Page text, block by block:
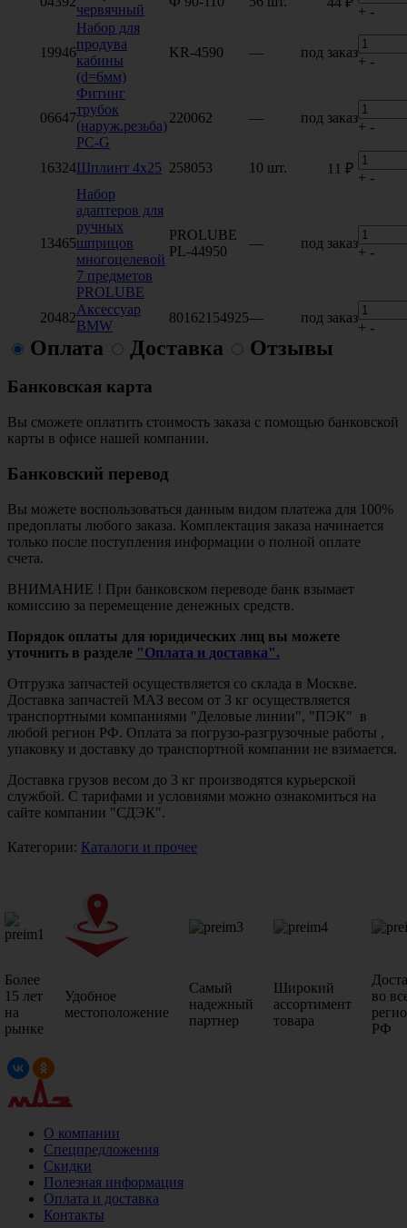
червячный
+ -
19946
Набор для
продува
кабины
(d=6мм)
KR-4590 — под заказ
+ -
06647
Фитинг
трубок
(наруж.резьба)
PC-G
220062 — под заказ
+ -
16324Шплинт 4х25 258053 10 шт. 11 ₽
+ -
13465
Набор
адаптеров для
ручных
шприцов
многоцелевой
7 предметов
PROLUBE
PROLUBE
PL-44950
— под заказ
+ -
20482
Аксессуар
BMW
80162154925— под заказ
+ -
Оплата Доставка Отзывы
Банковская карта
Вы сможете оплатить стоимость заказа с помощью банковской
карты в офисе нашей компании.
Банковский перевод
Вы можете воспользоваться данным видом платежа для 100%
предоплаты любого заказа. Комплектация заказа начинается
только после поступления информации о полной оплате
счета.
ВНИМАНИЕ ! При банковском переводе банк взымает
комиссию за перемещение денежных средств.
Порядок оплаты для юридических лиц вы можете
уточнить в разделе "Оплата и доставка".
Отгрузка запчастей осуществляется со склада в Москве.
Доставка запчастей МАЗ весом от 3 кг осуществляется
транспортными компаниями "Деловые линии", "ПЭК" в
любой регион РФ. Оплата за погрузо-разгрузочные работы ,
упаковку и доставку до транспортной компании не взимается.
Доставка грузов весом до 3 кг производятся курьерской
службой. С тарифами и условиями можно ознакомиться на
сайте компании "СДЭК".
Категории: Каталоги и прочее
Более
15 лет
на
рынке
Удобное
местоположение
Самый
надежный
партнер
Широкий
ассортимент
товара
во
РФ
О компании
Спецпредложения
Скидки
Полезная информация
Оплата и доставка
Контакты